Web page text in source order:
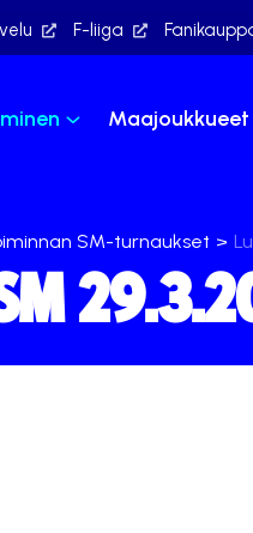
F-liiga
Maajoukkueet
SM-turnaukset >